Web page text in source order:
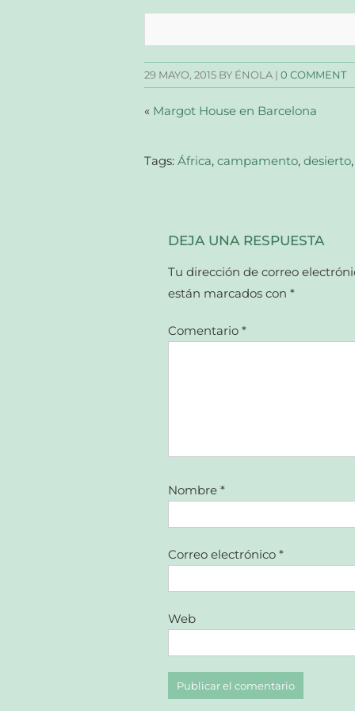
en
abre
una
ventana
nueva)
en
abre
una
ventana
nueva)
en
abre
una
ventana
nueva)
un
correo
a
un
amigo
abre
en
29 MAYO, 2015 BY ÉNOLA | 0 COMMENT
« Margot House en Barcelona
Tags: África, campamento, desierto,
DEJA UNA RESPUESTA
Tu dirección de correo
están marcados con *
Comentario *
Nombre *
Correo electrónico *
Web